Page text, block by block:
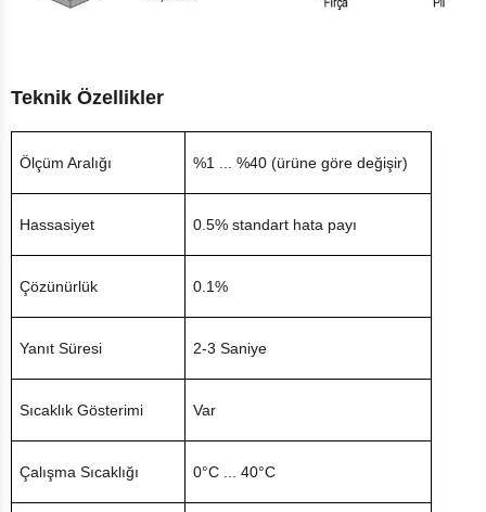
Teknik Özellikler
Ölçüm Aralığı %1 ... %40 (ürüne göre değişir)
Hassasiyet 0.5% standart hata payı
Çözünürlük 0.1%
Yanıt Süresi 2-3 Saniye
Sıcaklık Gösterimi Var
Çalışma Sıcaklığı 0°C ... 40°C